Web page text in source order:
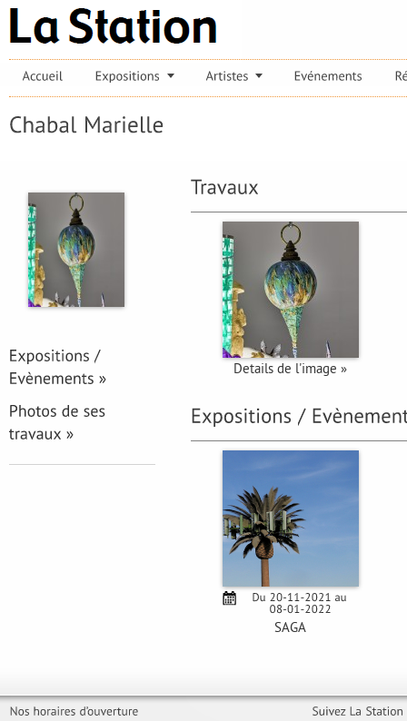
Details de l'image »
SAGA